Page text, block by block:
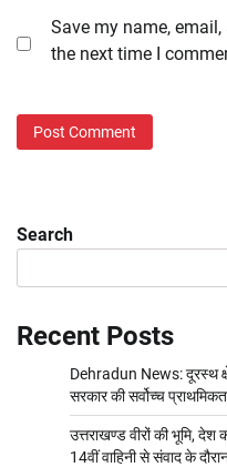
Save my name,
the next time I
Search
Recent Posts
Dehradun News: दूरस्थ
सरकार की सर्वोच्च
उत्तराखण्ड वीरों की भूमि, देश
14वीं वाहिनी से संवाद के